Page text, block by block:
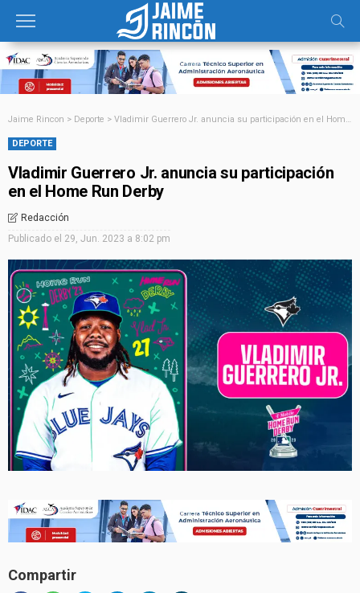
Jaime Rincon > Deporte > Vladimir Guerrero Jr. anuncia su participación en el Home Run Derby
DEPORTE
Vladimir Guerrero Jr. anuncia su participación
en el Home Run Derby
Redacción
Publicado el 29, Jun. 2023 a 8:02 pm
Compartir